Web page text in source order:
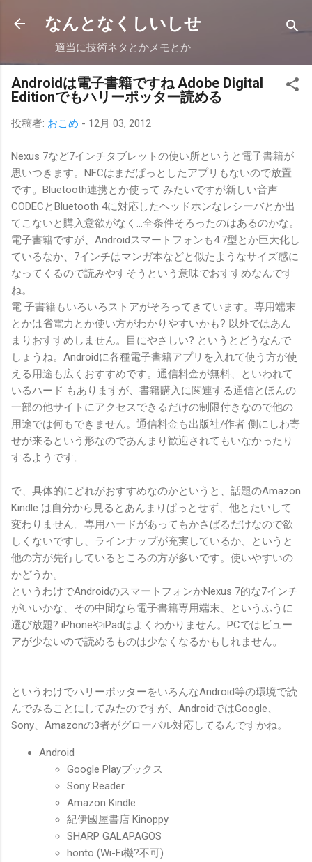
スキップしてメイン コンテンツに移動
なんとなくしいしせ
適当に技術ネタとかメモとか
Androidは電子書籍ですね Adobe Digital
Editionでもハリーポッター読める
投稿者: おこめ - 12月 03, 2012
Nexus 7など7インチタブレットの使い所というと電子書籍が
思いつきます。NFCはまだぱっとしたアプリもないので放置
です。Bluetooth連携とか使って みたいですが新しい音声
CODECとBluetooth 4に対応したヘッドホンなレシーバとか出
てこないと購入意欲がなく…全条件そろったのはあるのかな。
電子書籍ですが、Androidスマートフォンも4.7型とか巨大化し
ているなか、7インチはマンガ本などと似たようなサイズ感に
なってくるので読みやすそうという意味でおすすめなんです
ね。
電 子書籍もいろいろストアがそろってきています。専用端末
とかは省電力とか使い方がわかりやすいかも? 以外ではあん
まりおすすめしません。目にやさしい? というとどうなんで
しょうね。Androidに各種電子書籍アプリを入れて使う方が使
える用途も広くおすすめです。通信料金が無料、といわれて
いるハード もありますが、書籍購入に関連する通信とほんの
一部の他サイトにアクセスできるだけの制限付きなので他の
用途では何もできません。通信料金も出版社/作者 側にしわ寄
せが来るという形なのであんまり歓迎されてもいなかったり
するようです。
で、具体的にどれがおすすめなのかというと、話題のAmazon
Kindle は自分から見るとあんまりぱっとせず、他とたいして
変わりません。専用ハードがあってもかさばるだけなので欲
しくないですし、ラインナップが充実しているか、というと
他の方が先行しているところの方が多いです。使いやすいの
かどうか。
というわけでAndroidのスマートフォンかNexus 7的な7インチ
がいいかな、その中間なら電子書籍専用端末、というふうに
選び放題? iPhoneやiPadはよくわかりません。PCではビュー
アが少ないので読めるものは少なくなるかもしれません。
というわけでハリーポッターをいろんなAndroid等の環境で読
んでみることにしてみたのですが、AndroidではGoogle、
Sony、Amazonの3者がグローバル対応してるんですかね。
Android
Google Playブックス
Sony Reader
Amazon Kindle
紀伊國屋書店 Kinoppy
SHARP GALAPAGOS
honto (Wi-Fi機?不可)